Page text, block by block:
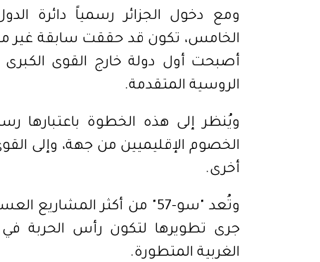
ومع دخول الجزائر رسمياً دائرة
الخامس، تكون قد حققت سابقة غير
أصبحت أول دولة خارج القوى الكبرى
الروسية المتقدمة.
ويُنظر إلى هذه الخطوة باعتبارها
الخصوم الإقليميين من جهة، وإلى
أخرى.
وتُعد "سو-57" من أكثر
جرى تطويرها لتكون رأس الحربة
الغربية المتطورة.